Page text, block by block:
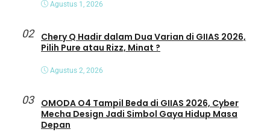
Agustus 1, 2026
02
Chery Q Hadir dalam Dua Varian di GIIAS 2026,
Pilih Pure atau Rizz, Minat ?
Agustus 2, 2026
03
OMODA O4 Tampil Beda di GIIAS 2026, Cyber
Mecha Design Jadi Simbol Gaya Hidup Masa
Depan